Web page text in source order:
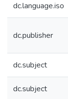
dc.language.iso
dc.publisher
dc.subject
dc.subject